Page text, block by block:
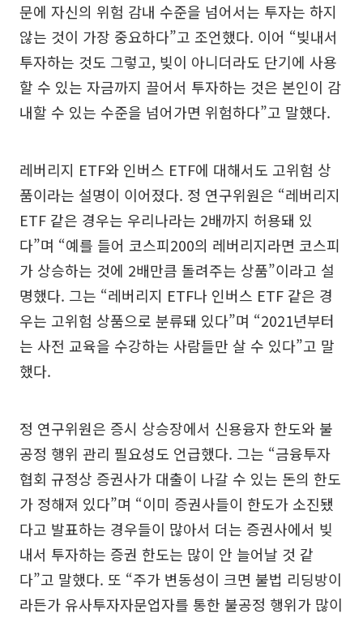
문에 자신의 위험 감내 수준을 넘어서는 투자는 하지
않는 것이 가장 중요하다”고 조언했다. 이어 “빚내서
투자하는 것도 그렇고, 빚이 아니더라도 단기에 사용
할 수 있는 자금까지 끌어서 투자하는 것은 본인이 감
내할 수 있는 수준을 넘어가면 위험하다”고 말했다.
레버리지 ETF와 인버스 ETF에 대해서도 고위험 상
품이라는 설명이 이어졌다. 정 연구위원은 “레버리지
ETF 같은 경우는 우리나라는 2배까지 허용돼 있
다”며 “예를 들어 코스피200의 레버리지라면 코스피
가 상승하는 것에 2배만큼 돌려주는 상품”이라고 설
명했다. 그는 “레버리지 ETF나 인버스 ETF 같은 경
우는 고위험 상품으로 분류돼 있다”며 “2021년부터
는 사전 교육을 수강하는 사람들만 살 수 있다”고 말
했다.
정 연구위원은 증시 상승장에서 신용융자 한도와 불
공정 행위 관리 필요성도 언급했다. 그는 “금융투자
협회 규정상 증권사가 대출이 나갈 수 있는 돈의 한도
가 정해져 있다”며 “이미 증권사들이 한도가 소진됐
다고 발표하는 경우들이 많아서 더는 증권사에서 빚
내서 투자하는 증권 한도는 많이 안 늘어날 것 같
다”고 말했다. 또 “주가 변동성이 크면 불법 리딩방이
라든가 유사투자자문업자를 통한 불공정 행위가 많이